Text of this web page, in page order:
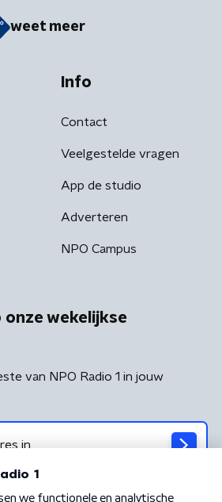
weet meer
Info
Contact
Veelgestelde vragen
App de studio
Adverteren
NPO Campus
onze wekelijkse
van NPO Radio 1 in jouw